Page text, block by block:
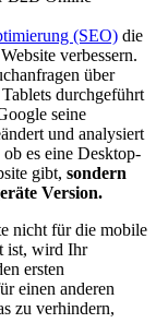
(SEO) die
verbessern.
über
durchgeführt
seine
und analysiert
es eine Desktop-
gibt, sondern
Version.
nicht für die mobile
ist, wird Ihr
ersten
einen anderen
zu verhindern,